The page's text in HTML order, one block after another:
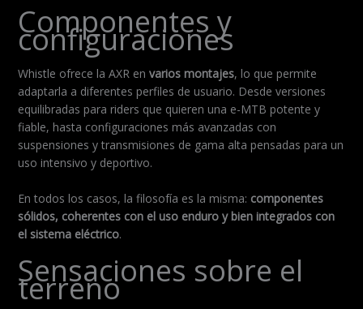
Componentes y
configuraciones
Whistle ofrece la AXR en varios montajes, lo que permite
adaptarla a diferentes perfiles de usuario. Desde versiones
equilibradas para riders que quieren una e-MTB potente y
fiable, hasta configuraciones más avanzadas con
suspensiones y transmisiones de gama alta pensadas para un
uso intensivo y deportivo.
En todos los casos, la filosofía es la misma: componentes
sólidos, coherentes con el uso enduro y bien integrados con
el sistema eléctrico.
Sensaciones sobre el
terreno